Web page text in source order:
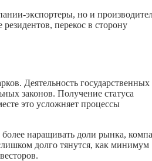
экспортеры, но и
перекос в сторону
Деятельность государственных
законов. Получение статуса
это усложняет процессы
более наращивать доли рынка,
долго тянутся, как минимум